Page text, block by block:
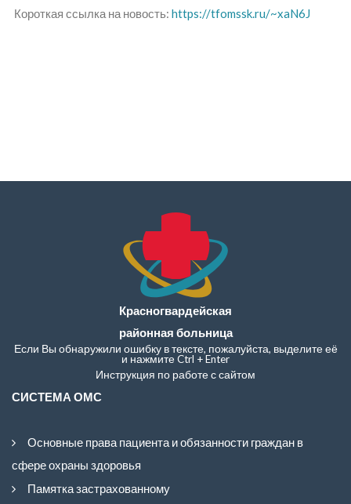
Короткая ссылка на новость: https://tfomssk.ru/~xaN6J
Красногвардейская
районная больница
Если Вы обнаружили ошибку в тексте, пожалуйста, выделите её
и нажмите Ctrl + Enter
Инструкция по работе с сайтом
СИСТЕМА ОМС
Основные права пациента и обязанности граждан в
сфере охраны здоровья
Памятка застрахованному